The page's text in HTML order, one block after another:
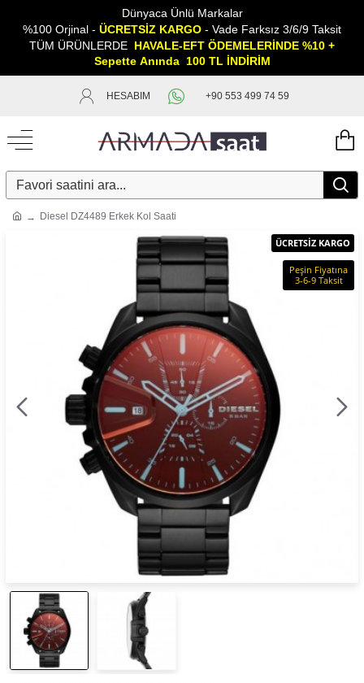
Dünyaca Ünlü Markalar
%100 Orjinal - ÜCRETSİZ KARGO - Vade Farksız 3/6/9 Taksit
TÜM ÜRÜNLERDE HAVALE-EFT ÖDEMELERİNDE %10 +
Sepette Anında 100 TL İNDİRİM
HESABIM +90 553 499 74 59
Diesel DZ4489 Erkek Kol Saati
ÜCRETSİZ KARGO
Peşin Fiyatına
3-6-9 Taksit